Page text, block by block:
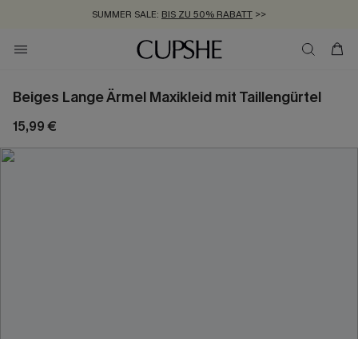
SUMMER SALE: BIS ZU 50% RABATT >>
ZUM NEWSLETTER:BIS ZU -20% EXTRA ERHALTEN
KOSTENLOSER VERSAND AB 89 €
Beiges Lange Ärmel Maxikleid mit Taillengürtel
15,99 €